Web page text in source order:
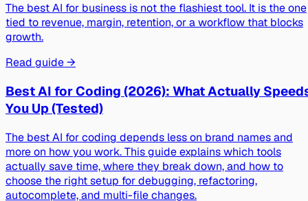
The best AI for business is not the flashiest tool. It is the one
tied to revenue, margin, retention, or a workflow that blocks
growth.
Read guide →
Best AI for Coding (2026): What Actually
You Up (Tested)
The best AI for coding depends less on brand names and
more on how you work. This guide explains which tools
actually save time, where they break down, and how to
choose the right setup for debugging, refactoring,
autocomplete, and multi-file changes.